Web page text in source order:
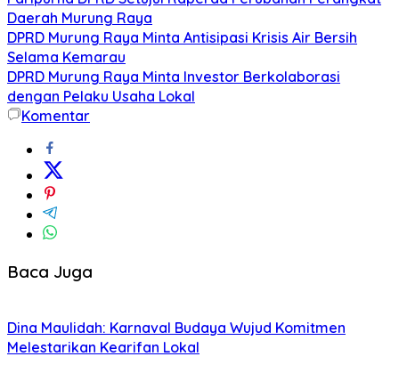
Daerah Murung Raya
DPRD Murung Raya Minta Antisipasi Krisis Air Bersih
Selama Kemarau
DPRD Murung Raya Minta Investor Berkolaborasi
dengan Pelaku Usaha Lokal
Komentar
Baca Juga
Dina Maulidah: Karnaval Budaya Wujud Komitmen
Melestarikan Kearifan Lokal